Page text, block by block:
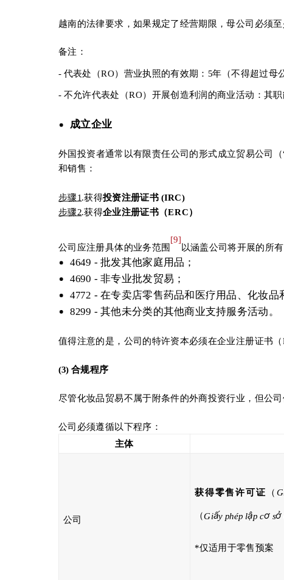
越南的法律要求，如果规定了经营期限，母公司必须
备注：
- 代表处（RO）营业执照的有效期：5年（不得超过
- 不允许代表处（RO）开展创造利润的商业活动：其
成立企业
外国投资者通常以有限责任公司的形式成立贸易公司（
和销售：
步骤1 .获得投资注册证书 (IRC)
步骤2 .获得企业注册证书（ERC）
公司应注册具体的业务范围
[9]
以涵盖公司将开展的所
4649 - 批发其他家庭用品；
4690 - 非专业批发贸易；
4772 - 在专卖店零售药品和医疗用品、化妆品
8299 - 其他未分类的其他商业支持服务活动。
值得注意的是，公司的特许资本必须在企业注册证书（
(3)合规程序
尽管化妆品贸易不属于附条件的外商投资行业，但公
公司必须遵循以下程序：
主体
公司
获得零售许可证 （
（Giấy phép lập cơsở
*仅适用于零售预案